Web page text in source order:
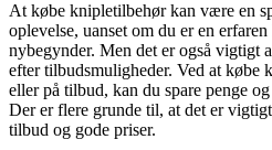
At købe knipletilbehør kan være en
oplevelse, uanset om du er en
nybegynder. Men det er også vigtigt
efter tilbudsmuligheder. Ved at
eller på tilbud, kan du spare penge
Der er flere grunde til, at det er
tilbud og gode priser.